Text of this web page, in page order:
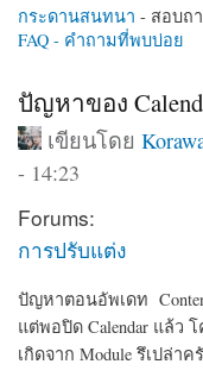
กระดานสนทนา - สอบถ
FAQ - คำถามที่พบบ่อย
ปัญหาของ
เขียนโดย
- 14:23
Forums:
การปรับแต่ง
ปัญหาตอนอัพเดท
แต่พอปิด Calendar แล้ว
เกิดจาก Module รึเปล่าค